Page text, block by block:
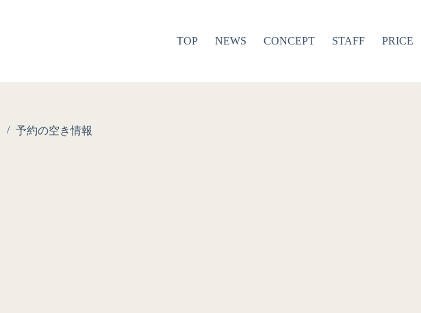
TOP NEWS CONCEPT STAFF PRICE
予約の空き情報